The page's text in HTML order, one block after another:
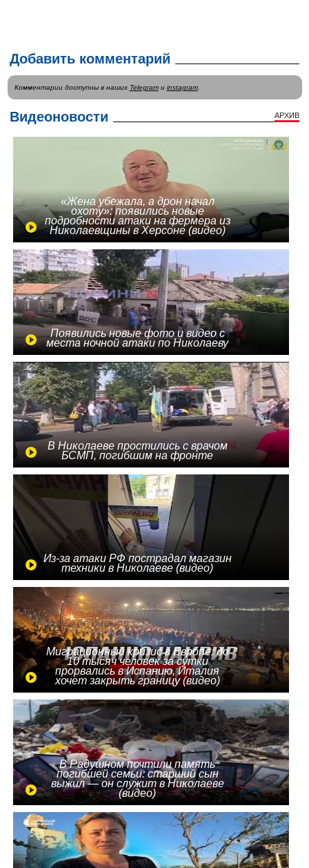
Добавить комментарий
Комментарии доступны в наших Telegramи instagram.
Видеоновости АРХИВ
«Жена убежала, а дрон начал
охоту»: появились новые
подробности атаки на фермера из
Николаевщины в Херсоне (видео)
Появились новые фото и видео с
места ночной атаки по Николаеву
В Николаеве простились с врачом
БСМП, погибшим на фронте
Из-за атаки РФ пострадал магазин
техники в Николаеве (видео)
Миграционный кризис в Европе: до
10 тысяч человек за сутки
прорвались в Испанию, Италия
хочет закрыть границу (видео)
В Радушном почтили память
погибшей семьи: старший сын
выжил — он служит в Николаеве
(видео)